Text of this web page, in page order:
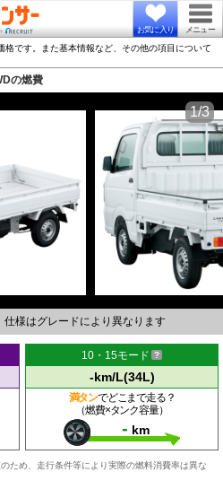
お気に入り メニュー
です。また基本情報など、その他の項目について
の燃費
様はグレードにより異なります
1/3
10・15モード
-km/L(34L)
満タンでどこまで走る？
（燃費×タンク容量）
- km
ため、走行条件等により実際の燃料消費率は異な